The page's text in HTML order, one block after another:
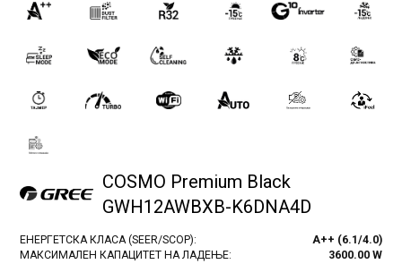
COSMO Premium Black
GWH12AWBXB-K6DNA4D
ЕНЕРГЕТСКА КЛАСА (SEER/SCOP):
A++ (6.1/4.0)
МАКСИМАЛЕН КАПАЦИТЕТ НА ЛАДЕЊЕ:
3600.00 W